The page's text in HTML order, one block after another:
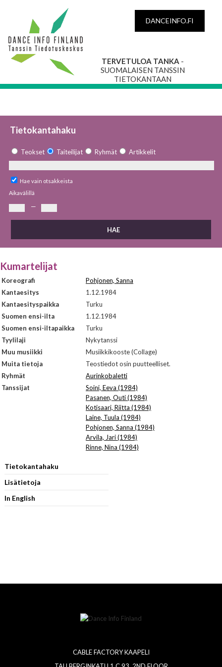
DANCEINFO.FI
TERVETULOA TANKA -
SUOMALAISEN TANSSIN
TIETOKANTAAN
Tietokantahaku
Teokset Taiteilijat Ryhmät Artikkelit
Hae vain otsakkeista
Aikavälillä
—
Kumartelijat
Koreografi
Pohjonen, Sanna
Kantaesitys
1.12.1984
Kantaesityspaikka
Turku
Suomen ensi-ilta
1.12.1984
Suomen ensi-iltapaikka
Turku
Tyylilaji
Nykytanssi
Muu musiikki
Musiikkikooste (Collage)
Muita tietoja
Teostiedot osin puutteelliset.
Ryhmät
Aurinkobaletti
Tanssijat
Soini, Eeva (1984)
Pasanen, Outi (1984)
Kotisaari, Riitta (1984)
Laine, Tuula (1984)
Pohjonen, Sanna (1984)
Arvila, Jari (1984)
Rinne, Nina (1984)
Tietokantahaku
Lisätietoja
In English
CABLE FACTORY KAAPELI